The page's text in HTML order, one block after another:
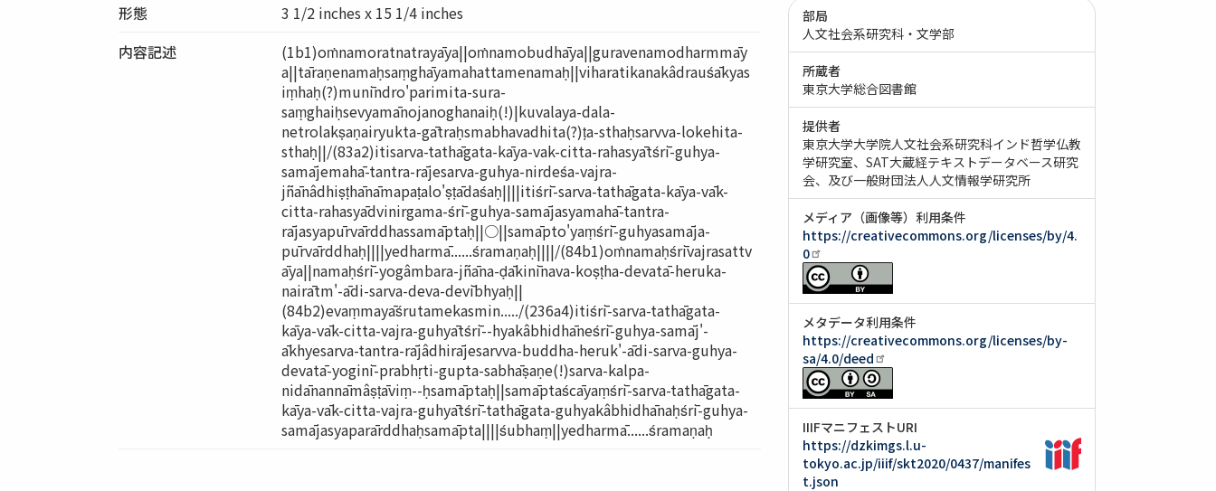
形態
3 1/2 inches x 15 1/4 inches
内容記述
(1b1)oṁnamoratnatrayāya||oṁnamobudhāya||guravenamodharmmāy
a||tāraṇenamaḥsaṃghāyamahattamenamaḥ||viharatikanakâdrauśākyas
iṃhaḥ(?)munīndro'parimita-sura-
saṃghaiḥsevyamānojanoghanaiḥ(!)|kuvalaya-dala-
netrolakṣaṇairyukta-gātraḥsmabhavadhita(?)ṭa-sthaḥsarvva-lokehita-
sthaḥ||/(83a2)itisarva-tathāgata-kāya-vak-citta-rahasyātśrī-guhya-
samājemahā-tantra-rājesarva-guhya-nirdeśa-vajra-
jñānâdhiṣṭhānāmapaṭalo'ṣṭādaśaḥ||||itiśrī-sarva-tathāgata-kāya-vāk-
citta-rahasyādvinirgama-śrī-guhya-samājasyamahā-tantra-
rājasyapūrvārddhassamāptaḥ||○||samāpto'yaṃśrī-guhyasamāja-
pūrvārddhaḥ||||yedharmā......śramaṇaḥ||||/(84b1)oṁnamaḥśrīvajrasattv
āya||namaḥśrī-yogâmbara-jñāna-ḍākinīnava-koṣṭha-devatā-heruka-
nairātm'-ādi-sarva-deva-devībhyaḥ||
(84b2)evaṃmayāśrutamekasmin...../(236a4)itiśrī-sarva-tathāgata-
kāya-vāk-citta-vajra-guhyātśrī--hyakâbhidhāneśrī-guhya-samāj'-
ākhyesarva-tantra-rājâdhirājesarvva-buddha-heruk'-ādi-sarva-guhya-
devatā-yoginī-prabhṛti-gupta-sabhāṣaṇe(!)sarva-kalpa-
nidānannāmâṣṭāviṃ--ḥsamāptaḥ||samāptaścāyaṃśrī-sarva-tathāgata-
kāya-vāk-citta-vajra-guhyātśrī-tathāgata-guhyakâbhidhānaḥśrī-guhya-
samājasyaparārddhaḥsamāpta||||śubhaṃ||yedharmā......śramaṇaḥ
部局
人文社会系研究科・文学部
所蔵者
東京大学総合図書館
提供者
東京大学大学院人文社会系研究科インド哲学仏教
学研究室、SAT大蔵経テキストデータベース研究
会、及び一般財団法人人文情報学研究所
メディア（画像等）利用条件
https://creativecommons.org/licenses/by/4.
0
メタデータ利用条件
https://creativecommons.org/licenses/by-
sa/4.0/deed
IIIFマニフェストURI
https://dzkimgs.l.u-
tokyo.ac.jp/iiif/skt2020/0437/manifes
t.json